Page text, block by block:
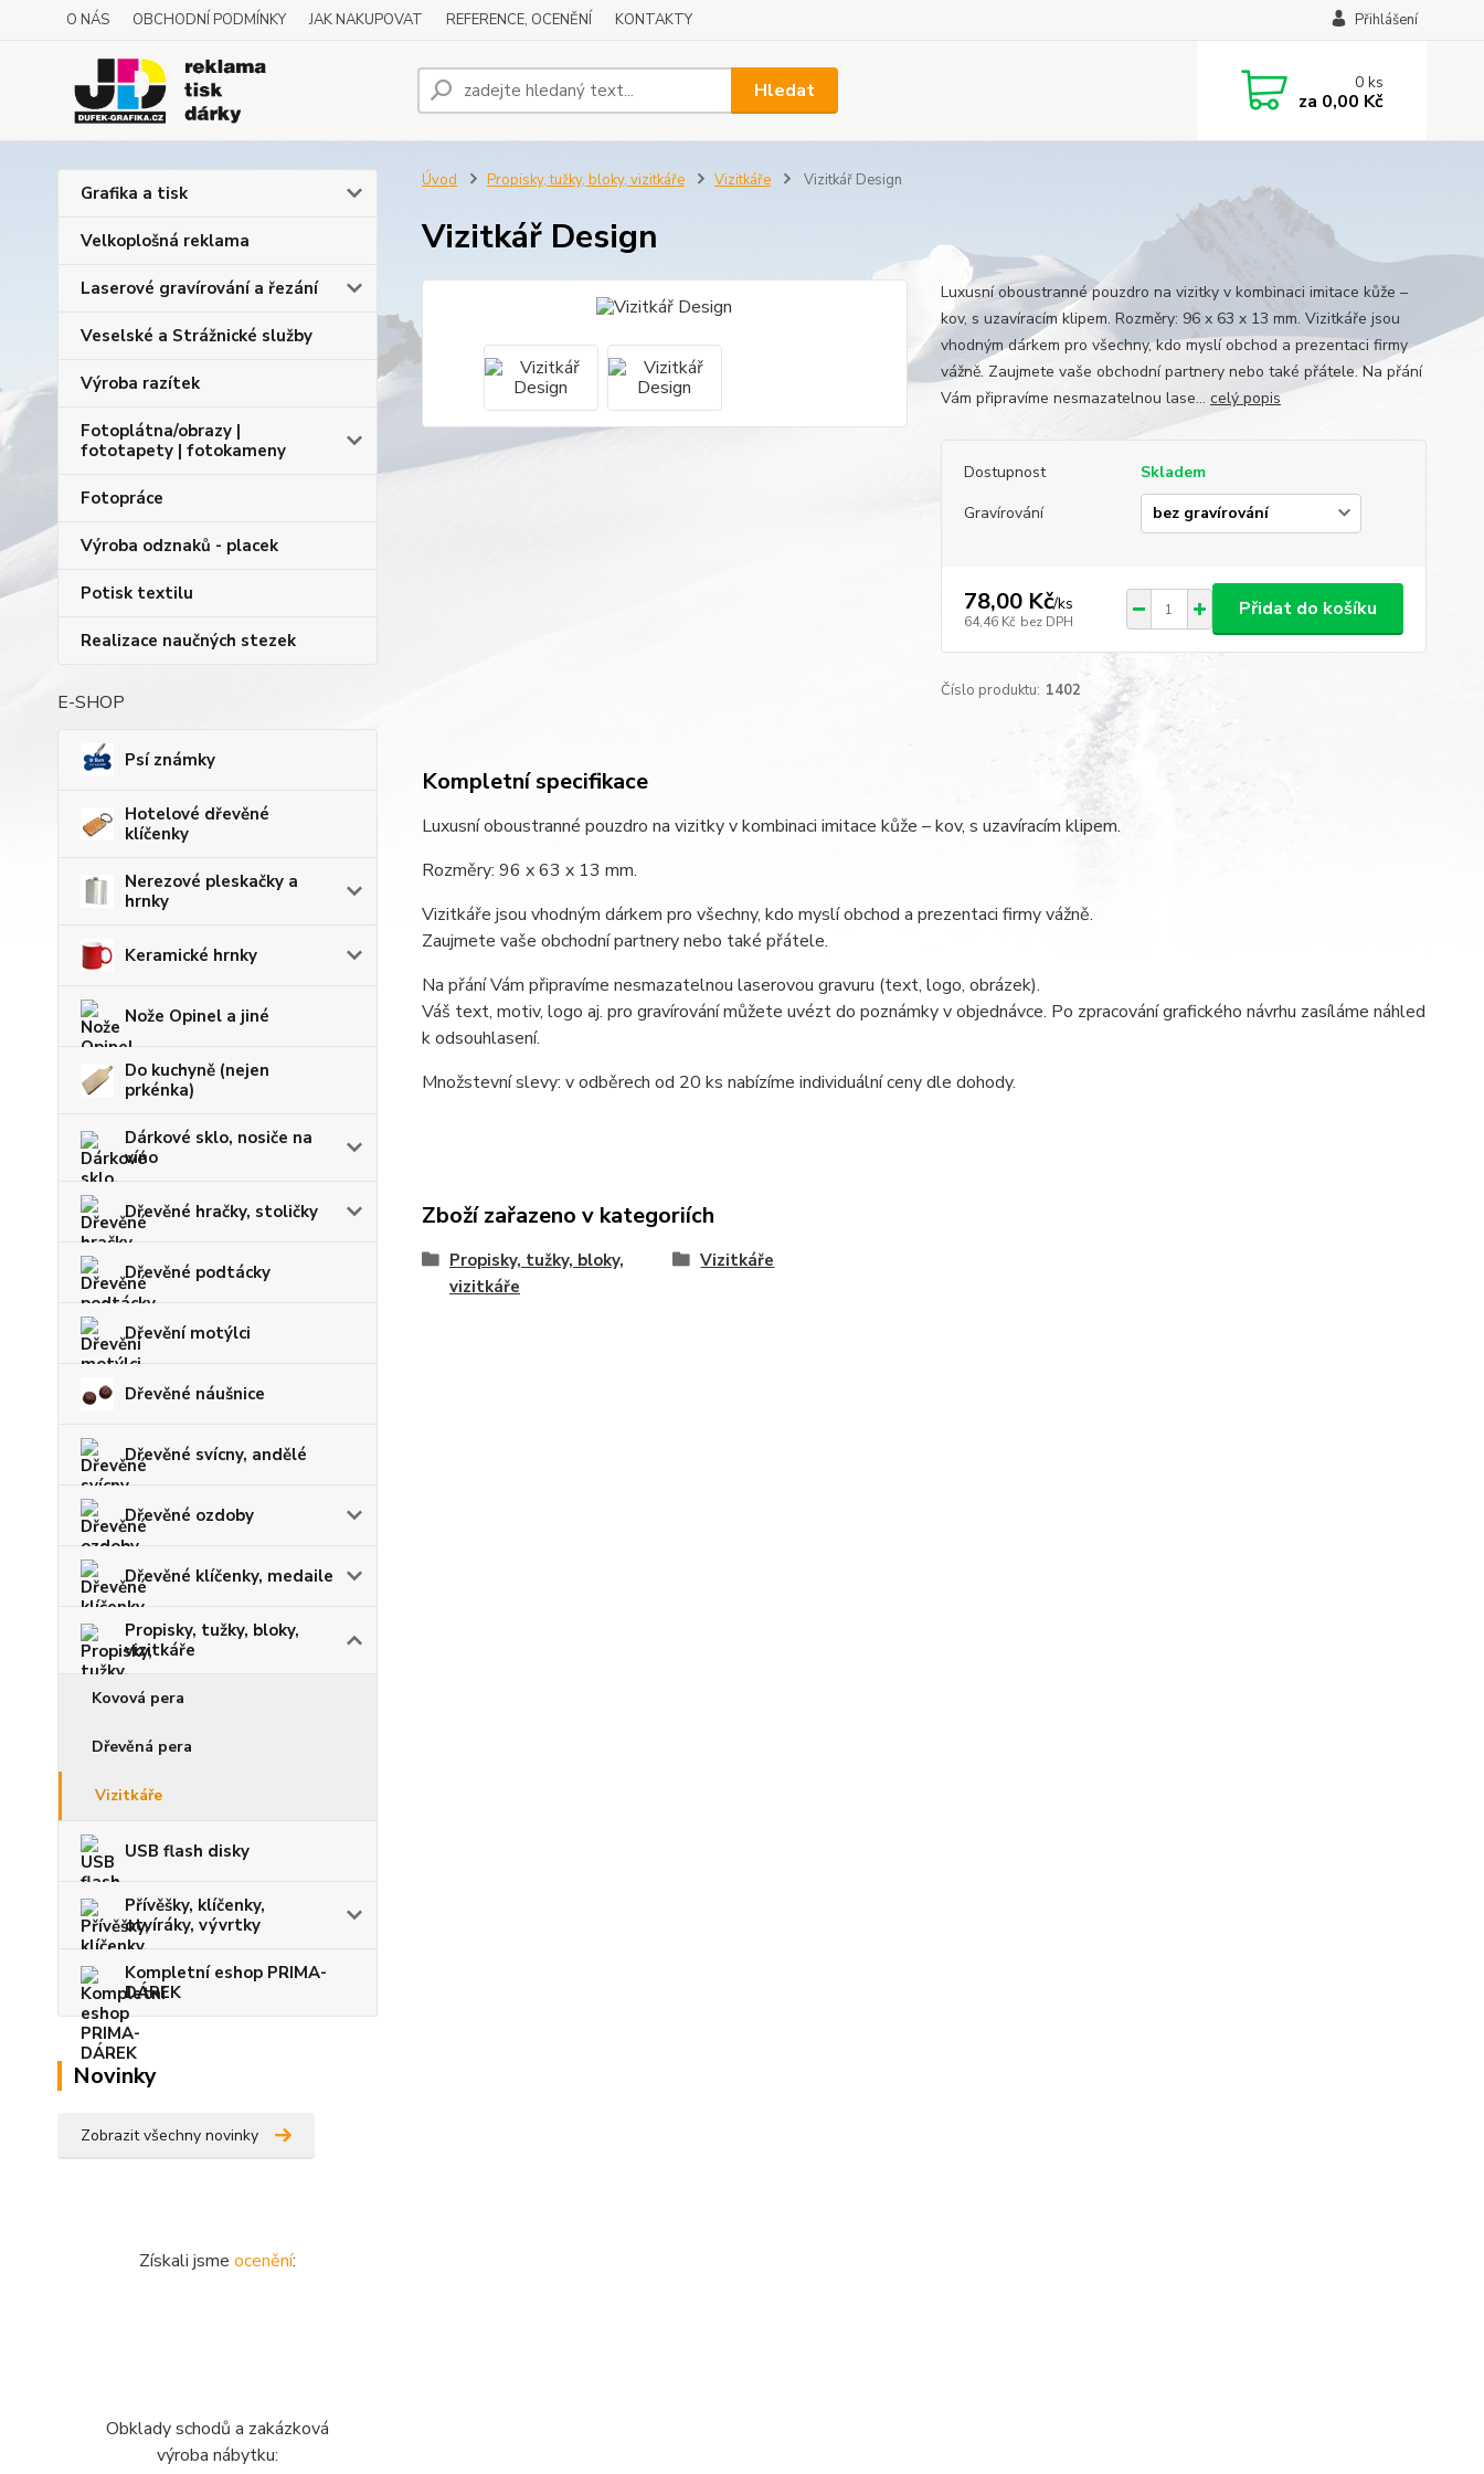
O NÁS OBCHODNÍ PODMÍNKY JAK NAKUPOVAT REFERENCE, OCENĚNÍ KONTAKTY Přihlášení
Hledat 0ks
za 0,00 Kč
Grafika a tisk
Velkoplošná reklama
Laserové gravírování a řezání
Veselské a Strážnické služby
Výroba razítek
Fotoplátna/obrazy |
fototapety | fotokameny
Fotopráce
Výroba odznaků - placek
Potisk textilu
Realizace naučných stezek
E-SHOP
Psí známky
Hotelové dřevěné
klíčenky
Nerezové pleskačky a
hrnky
Keramické hrnky
Nože Opinel a jiné
Do kuchyně (nejen
prkénka)
Dárkové sklo, nosiče na
víno
Dřevěné hračky, stoličky
Dřevěné podtácky
Dřevění motýlci
Dřevěné náušnice
Dřevěné svícny, andělé
Dřevěné ozdoby
Dřevěné klíčenky, medaile
Propisky, tužky, bloky,
vizitkáře
Kovová pera
Dřevěná pera
Vizitkáře
USB flash disky
Přívěšky, klíčenky,
otvíráky, vývrtky
Kompletní eshop PRIMA-
DÁREK
Novinky
Zobrazit všechny novinky
Získali jsme ocenění:
Obklady schodů a zakázková
výroba nábytku:
Úvod Propisky, tužky, bloky, vizitkáře Vizitkáře Vizitkář Design
Vizitkář Design
Luxusní oboustranné pouzdro na vizitky v kombinaci imitace kůže –
kov, s uzavíracím klipem. Rozměry: 96 x 63 x 13 mm. Vizitkáře jsou
vhodným dárkem pro všechny, kdo myslí obchod a prezentaci firmy
vážně. Zaujmete vaše obchodní partnery nebo také přátele. Na přání
Vám připravíme nesmazatelnou lase... celý popis
Dostupnost
Skladem
Gravírování
78,00 Kč/ks
64,46 Kč bez DPH
Přidat do košíku
Číslo produktu: 1402
Kompletní specifikace
Luxusní oboustranné pouzdro na vizitky v kombinaci imitace kůže – kov, s uzavíracím klipem.
Rozměry: 96 x 63 x 13 mm.
Vizitkáře jsou vhodným dárkem pro všechny, kdo myslí obchod a prezentaci firmy vážně.
Zaujmete vaše obchodní partnery nebo také přátele.
Na přání Vám připravíme nesmazatelnou laserovou gravuru (text, logo, obrázek).
Váš text, motiv, logo aj. pro gravírování můžete uvézt do poznámky v objednávce. Po zpracování grafického návrhu zasíláme náhled
k odsouhlasení.
Množstevní slevy: v odběrech od 20 ks nabízíme individuální ceny dle dohody.
Zboží zařazeno v kategoriích
Propisky, tužky, bloky,
vizitkáře
Vizitkáře